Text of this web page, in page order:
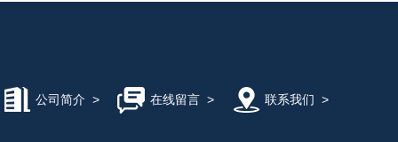
公司简介 > 在线留言> 联系我们 >